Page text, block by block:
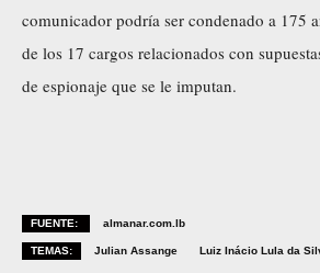
comunicador podría ser condenado a 175
de los 17 cargos relacionados con
de espionaje que se le imputan.
FUENTE: almanar.com.lb
TEMAS: Julian Assange Luiz Inácio Lula da